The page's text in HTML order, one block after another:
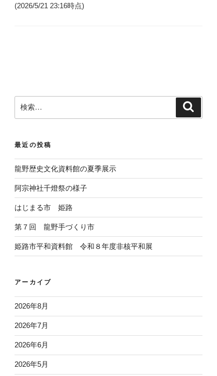
(2026/5/21 23:16時点)
最近の投稿
龍野歴史文化資料館の夏季展示
阿宗神社千燈祭の様子
はじまる市 姫路
第７回 龍野手づくり市
姫路市平和資料館 令和８年度非核平和展
アーカイブ
2026年8月
2026年7月
2026年6月
2026年5月